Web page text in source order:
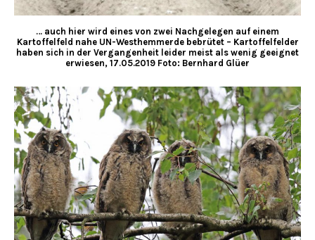
… auch hier wird eines von zwei Nachgelegen auf einem
Kartoffelfeld nahe UN-Westhemmerde bebrütet – Kartoffelfelder
haben sich in der Vergangenheit leider meist als wenig geeignet
erwiesen, 17.05.2019 Foto: Bernhard Glüer